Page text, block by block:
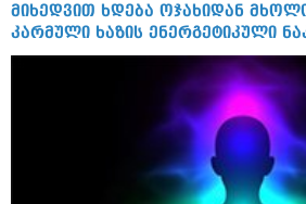
ნოემბერი 2017 (212)
ოქტომბერი 2017 (231)
სექტემბერი 2017 (261)
აგვისტო 2017 (212)
ივლისი 2017 (233)
ივნისი 2017 (265)
მაისი 2017 (216)
აპრილი 2017 (220)
მარტი 2017 (212)
მიხედვით ხდება ოჯახიდან
კარმული ხაზის ენერგეტიკული